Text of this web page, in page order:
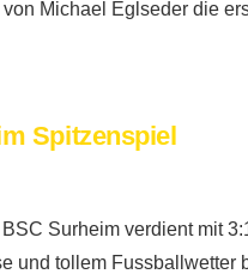
Michael Eglseder die
Spitzenspiel
Surheim verdient mit
und tollem Fussballwetter